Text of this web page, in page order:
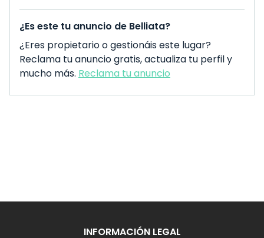
¿Es este tu anuncio de Belliata?
¿Eres propietario o gestionáis este lugar?
Reclama tu anuncio gratis, actualiza tu perfil y
mucho más. Reclama tu anuncio
INFORMACIÓN LEGAL